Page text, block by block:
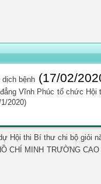
bệnh (17/02/
Vĩnh Phúc tổ chức Hội
2020)
Hội thi Bí thư chi bộ giỏi
CHÍ MINH TRƯỜNG